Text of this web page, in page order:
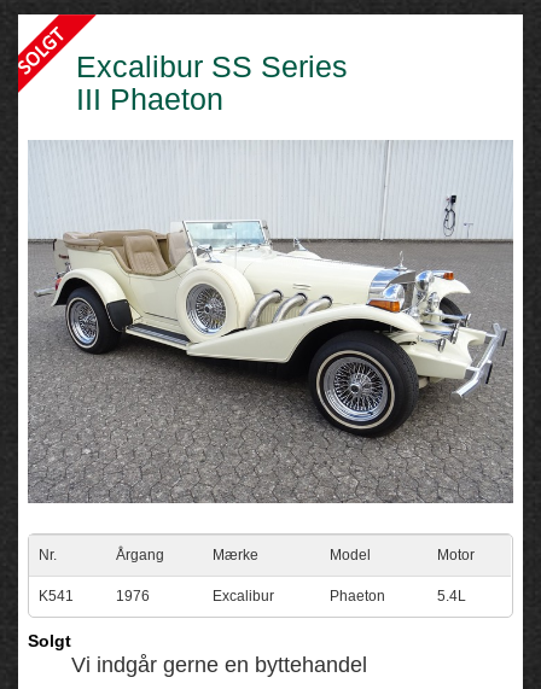
Excalibur SS Series
III Phaeton
Nr. Årgang Mærke Model Motor
K541 1976 Excalibur Phaeton 5.4L
Solgt
Vi indgår gerne en byttehandel